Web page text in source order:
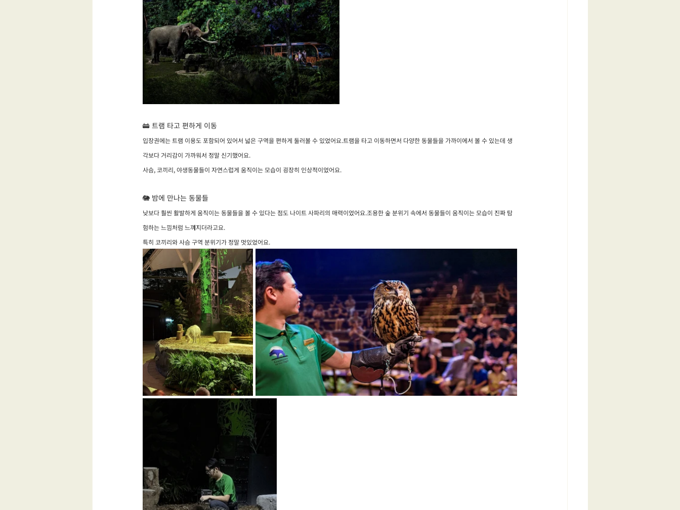
🚋 트램 타고 편하게 이동
입장권에는 트램 이용도 포함되어 있어서 넓은 구역을 편하게 둘러볼 수 있었어요.트램을 타고 이동하면서 다양한 동물들을 가까이에서 볼 수 있는데 생
각보다 거리감이 가까워서 정말 신기했어요.
사슴, 코끼리, 야생동물들이 자연스럽게 움직이는 모습이 굉장히 인상적이었어요.
🐘 밤에 만나는 동물들
낮보다 훨씬 활발하게 움직이는 동물들을 볼 수 있다는 점도 나이트 사파리의 매력이었어요.조용한 숲 분위기 속에서 동물들이 움직이는 모습이 진짜 탐
험하는 느낌처럼 느껴지더라고요.
특히 코끼리와 사슴 구역 분위기가 정말 멋있었어요.